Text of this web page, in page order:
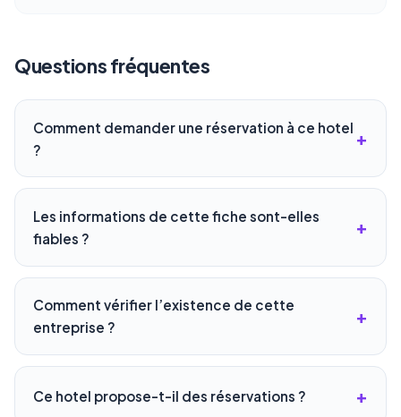
Questions fréquentes
Comment demander une réservation à ce hotel
?
Les informations de cette fiche sont-elles
fiables ?
Comment vérifier l’existence de cette
entreprise ?
Ce hotel propose-t-il des réservations ?